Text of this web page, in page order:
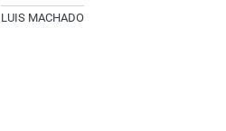
LUIS MACHADO